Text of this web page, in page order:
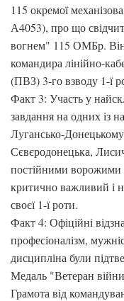
115 окремої
А4053), про що
вогнем" 115 ОМБр. Він
командира лінійно-
(ПВЗ) 3-го взводу 1-ї
Факт 3: Участь у
завдання на одних із
Лугансько-
Сєвєродонецька,
постійними ворожими
критично важливий і
своєї 1-ї роти.
Факт 4: Офіційні
професіоналізм,
дисципліна були
Медаль "Ветеран
Грамота від